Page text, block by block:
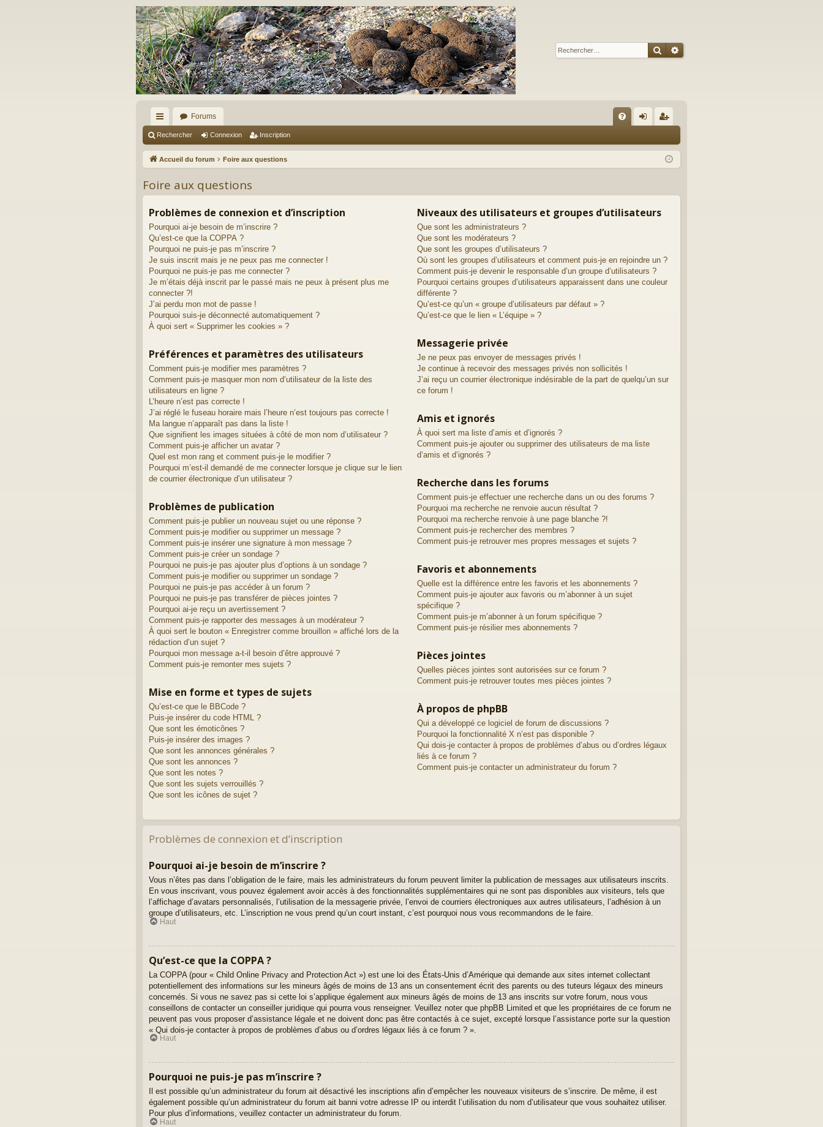
Rechercher
Recherche avancée
ac
co
ci
Forums
Q ne cri
Rechercher Connexion Inscription
Accueil du forum Foire aux questions
Foire aux questions
Problèmes de connexion et d’inscription
Pourquoi ai-je besoin de m’inscrire ?
Qu’est-ce que la COPPA ?
Pourquoi ne puis-je pas m’inscrire ?
Je suis inscrit mais je ne peux pas me connecter !
Pourquoi ne puis-je pas me connecter ?
Je m’étais déjà inscrit par le passé mais ne peux à présent plus me
connecter ?!
J’ai perdu mon mot de passe !
Pourquoi suis-je déconnecté automatiquement ?
À quoi sert « Supprimer les cookies » ?
Préférences et paramètres des utilisateurs
Comment puis-je modifier mes paramètres ?
Comment puis-je masquer mon nom d’utilisateur de la liste des
utilisateurs en ligne ?
L’heure n’est pas correcte !
J’ai réglé le fuseau horaire mais l’heure n’est toujours pas correcte !
Ma langue n’apparaît pas dans la liste !
Que signifient les images situées à côté de mon nom d’utilisateur ?
Comment puis-je afficher un avatar ?
Quel est mon rang et comment puis-je le modifier ?
Pourquoi m’est-il demandé de me connecter lorsque je clique sur le lien
de courrier électronique d’un utilisateur ?
Problèmes de publication
Comment puis-je publier un nouveau sujet ou une réponse ?
Comment puis-je modifier ou supprimer un message ?
Comment puis-je insérer une signature à mon message ?
Comment puis-je créer un sondage ?
Pourquoi ne puis-je pas ajouter plus d’options à un sondage ?
Comment puis-je modifier ou supprimer un sondage ?
Pourquoi ne puis-je pas accéder à un forum ?
Pourquoi ne puis-je pas transférer de pièces jointes ?
Pourquoi ai-je reçu un avertissement ?
Comment puis-je rapporter des messages à un modérateur ?
À quoi sert le bouton « Enregistrer comme brouillon » affiché lors de la
rédaction d’un sujet ?
Pourquoi mon message a-t-il besoin d’être approuvé ?
Comment puis-je remonter mes sujets ?
Mise en forme et types de sujets
Qu’est-ce que le BBCode ?
Puis-je insérer du code HTML ?
Que sont les émoticônes ?
Puis-je insérer des images ?
Que sont les annonces générales ?
Que sont les annonces ?
Que sont les notes ?
Que sont les sujets verrouillés ?
Que sont les icônes de sujet ?
Niveaux des utilisateurs et groupes d’utilisateurs
Que sont les administrateurs ?
Que sont les modérateurs ?
Que sont les groupes d’utilisateurs ?
Où sont les groupes d’utilisateurs et comment puis-je en rejoindre un ?
Comment puis-je devenir le responsable d’un groupe d’utilisateurs ?
Pourquoi certains groupes d’utilisateurs apparaissent dans une couleur
différente ?
Qu’est-ce qu’un « groupe d’utilisateurs par défaut » ?
Qu’est-ce que le lien « L’équipe » ?
Messagerie privée
Je ne peux pas envoyer de messages privés !
Je continue à recevoir des messages privés non sollicités !
J’ai reçu un courrier électronique indésirable de la part de quelqu’un sur
ce forum !
Amis et ignorés
À quoi sert ma liste d’amis et d’ignorés ?
Comment puis-je ajouter ou supprimer des utilisateurs de ma liste
d’amis et d’ignorés ?
Recherche dans les forums
Comment puis-je effectuer une recherche dans un ou des forums ?
Pourquoi ma recherche ne renvoie aucun résultat ?
Pourquoi ma recherche renvoie à une page blanche ?!
Comment puis-je rechercher des membres ?
Comment puis-je retrouver mes propres messages et sujets ?
Favoris et abonnements
Quelle est la différence entre les favoris et les abonnements ?
Comment puis-je ajouter aux favoris ou m’abonner à un sujet
spécifique ?
Comment puis-je m’abonner à un forum spécifique ?
Comment puis-je résilier mes abonnements ?
Pièces jointes
Quelles pièces jointes sont autorisées sur ce forum ?
Comment puis-je retrouver toutes mes pièces jointes ?
À propos de phpBB
Qui a développé ce logiciel de forum de discussions ?
Pourquoi la fonctionnalité X n’est pas disponible ?
Qui dois-je contacter à propos de problèmes d’abus ou d’ordres légaux
liés à ce forum ?
Comment puis-je contacter un administrateur du forum ?
Problèmes de connexion et d’inscription
Pourquoi ai-je besoin de m’inscrire ?
Vous n’êtes pas dans l’obligation de le faire, mais les administrateurs du forum peuvent limiter la publication de messages aux utilisateurs inscrits.
En vous inscrivant, vous pouvez également avoir accès à des fonctionnalités supplémentaires qui ne sont pas disponibles aux visiteurs, tels que
l’affichage d’avatars personnalisés, l’utilisation de la messagerie privée, l’envoi de courriers électroniques aux autres utilisateurs, l’adhésion à un
groupe d’utilisateurs, etc. L’inscription ne vous prend qu’un court instant, c’est pourquoi nous vous recommandons de le faire.
Haut
Qu’est-ce que la COPPA ?
La COPPA (pour « Child Online Privacy and Protection Act ») est une loi des États-Unis d’Amérique qui demande aux sites internet collectant
potentiellement des informations sur les mineurs âgés de moins de 13 ans un consentement écrit des parents ou des tuteurs légaux des mineurs
concernés. Si vous ne savez pas si cette loi s’applique également aux mineurs âgés de moins de 13 ans inscrits sur votre forum, nous vous
conseillons de contacter un conseiller juridique qui pourra vous renseigner. Veuillez noter que phpBB Limited et que les propriétaires de ce forum ne
peuvent pas vous proposer d’assistance légale et ne doivent donc pas être contactés à ce sujet, excepté lorsque l’assistance porte sur la question
« Qui dois-je contacter à propos de problèmes d’abus ou d’ordres légaux liés à ce forum ? ».
Haut
Pourquoi ne puis-je pas m’inscrire ?
Il est possible qu’un administrateur du forum ait désactivé les inscriptions afin d’empêcher les nouveaux visiteurs de s’inscrire. De même, il est
également possible qu’un administrateur du forum ait banni votre adresse IP ou interdit l’utilisation du nom d’utilisateur que vous souhaitez utiliser.
Pour plus d’informations, veuillez contacter un administrateur du forum.
Haut